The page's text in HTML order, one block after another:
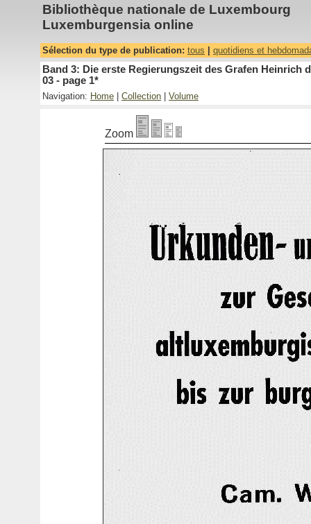
Bibliothèque nationale de Luxembourg
Luxemburgensia online
Sélection du type de publication: tous quotidiens et
Band 3: Die erste Regierungszeit des Grafen Heinrich
03 - page 1*
Navigation: Home Collection Volume
Zoom